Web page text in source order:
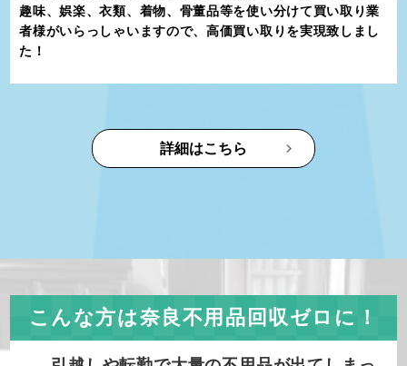
趣味、娯楽、衣類、着物、骨董品等を使い分けて買い取り業
者様がいらっしゃいますので、高価買い取りを実現致しまし
た！
詳細はこちら
こんな方は奈良不用品回収ゼロに！